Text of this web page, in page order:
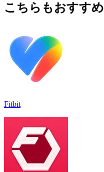
こちらもおすすめ
Fitbit